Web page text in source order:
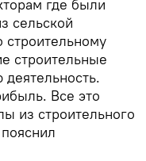
где были
сельской
строительному
строительные
Все это
из строительного